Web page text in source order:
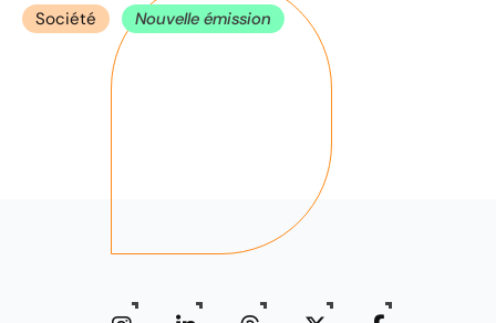
Société Nouvelle émission